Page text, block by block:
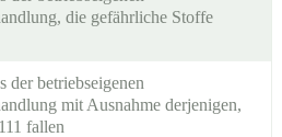
die gefährliche Stoffe
der betriebseigenen
mit Ausnahme derjenigen,
fallen